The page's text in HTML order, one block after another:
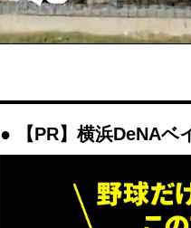
【PR】横浜DeNA